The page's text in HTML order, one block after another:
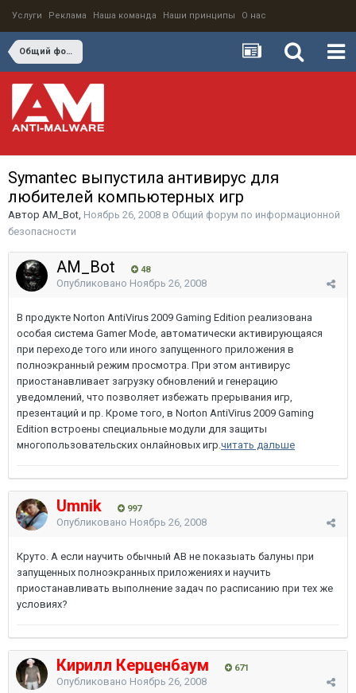
Услуги Реклама Наша команда Наши принципы О нас
Общий форум по информационной безопасности
Symantec выпустила антивирус для
любителей компьютерных игр
Автор AM_Bot, Ноябрь 26, 2008 в Общий форум по информационной
безопасности
AM_Bot 48
Опубликовано Ноябрь 26, 2008
В продукте Norton AntiVirus 2009 Gaming Edition реализована
особая система Gamer Mode, автоматически активирующаяся
при переходе того или иного запущенного приложения в
полноэкранный режим просмотра. При этом антивирус
приостанавливает загрузку обновлений и генерацию
уведомлений, что позволяет избежать прерывания игр,
презентаций и пр. Кроме того, в Norton AntiVirus 2009 Gaming
Edition встроены специальные модули для защиты
многопользовательских онлайновых игр.читать дальше
Umnik 997
Опубликовано Ноябрь 26, 2008
Круто. А если научить обычный АВ не показыать балуны при
запущенных полноэкранных приложениях и научить
приостанавливать выполнение задач по расписанию при тех же
условиях?
Кирилл Керценбаум 671
Опубликовано Ноябрь 26, 2008